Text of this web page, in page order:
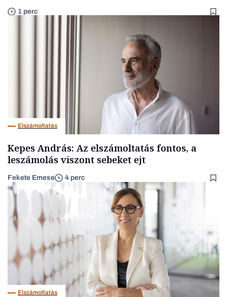
1 perc
Elszámoltatás
Kepes András: Az elszámoltatás fontos, a
leszámolás viszont sebeket ejt
Fekete Emese 4 perc
Elszámoltatás